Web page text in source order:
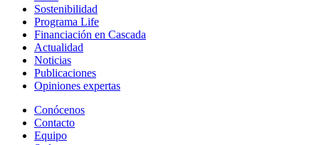
Sostenibilidad
Programa Life
Financiación en Cascada
Actualidad
Noticias
Publicaciones
Opiniones expertas
Conócenos
Contacto
Equipo